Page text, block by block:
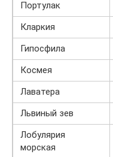
Портулак
Кларкия
Гипосфила
Космея
Лаватера
Львиный зев
Лобулярия
морская